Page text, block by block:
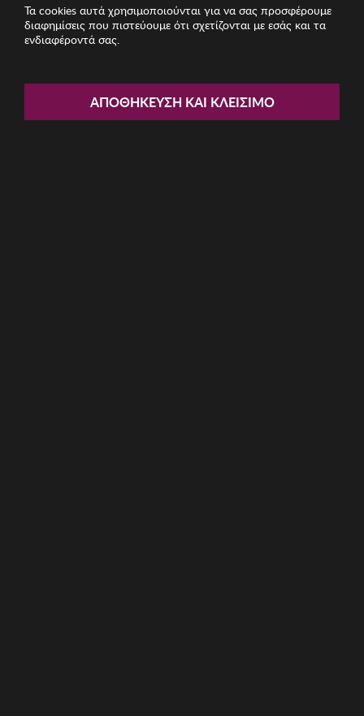
Ανδρικό Παντελόνι BISTON
Τα cookies αυτά χρησιμοποιούνται για να σας προσφέρουμε
διαφημίσεις που πιστεύουμε ότι σχετίζονται με εσάς και τα
ενδιαφέροντά σας.
ΑΠΟΘΉΚΕΥΣΗ ΚΑΙ ΚΛΕΊΣΙΜΟ